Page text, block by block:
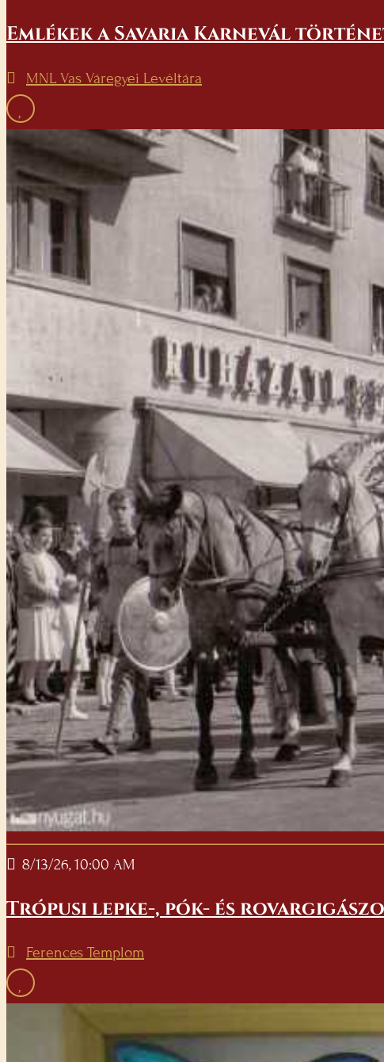
Emlékek a Savaria Karnevál
MNL Vas Váregyei Levéltára
8/13/26, 10:00 AM
Trópusi lepke-, pók- és
Ferences Templom